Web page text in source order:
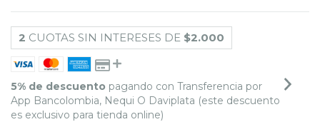
2 CUOTAS SIN INTERESES DE $2.000
5% de descuento pagando con Transferencia por
App Bancolombia, Nequi O Daviplata (este descuento
es exclusivo para tienda online)